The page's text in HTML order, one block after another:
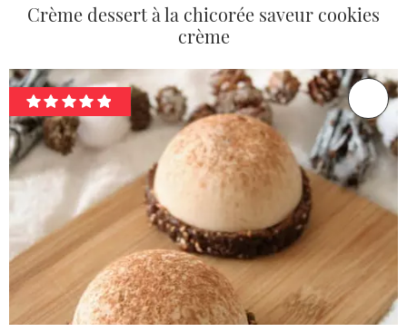
Crème dessert à la chicorée saveur cookies
crème